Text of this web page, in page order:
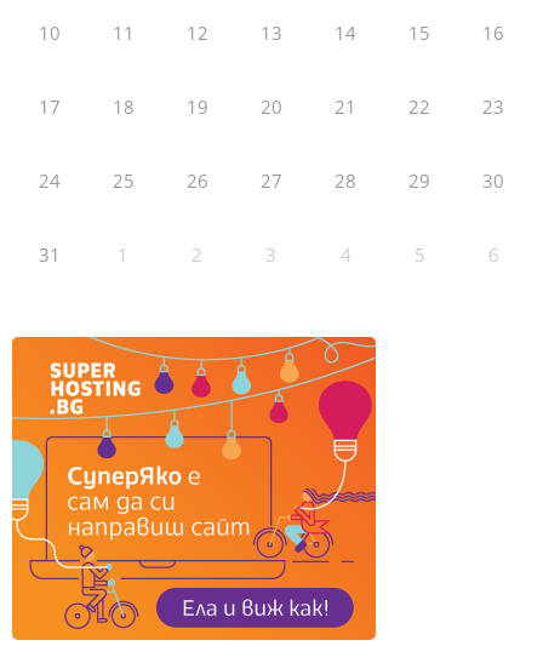
10 11 12 13 14 15 16
17 18 19 20 21 22 23
24 25 26 27 28 29 30
31 1 2 3 4 5 6